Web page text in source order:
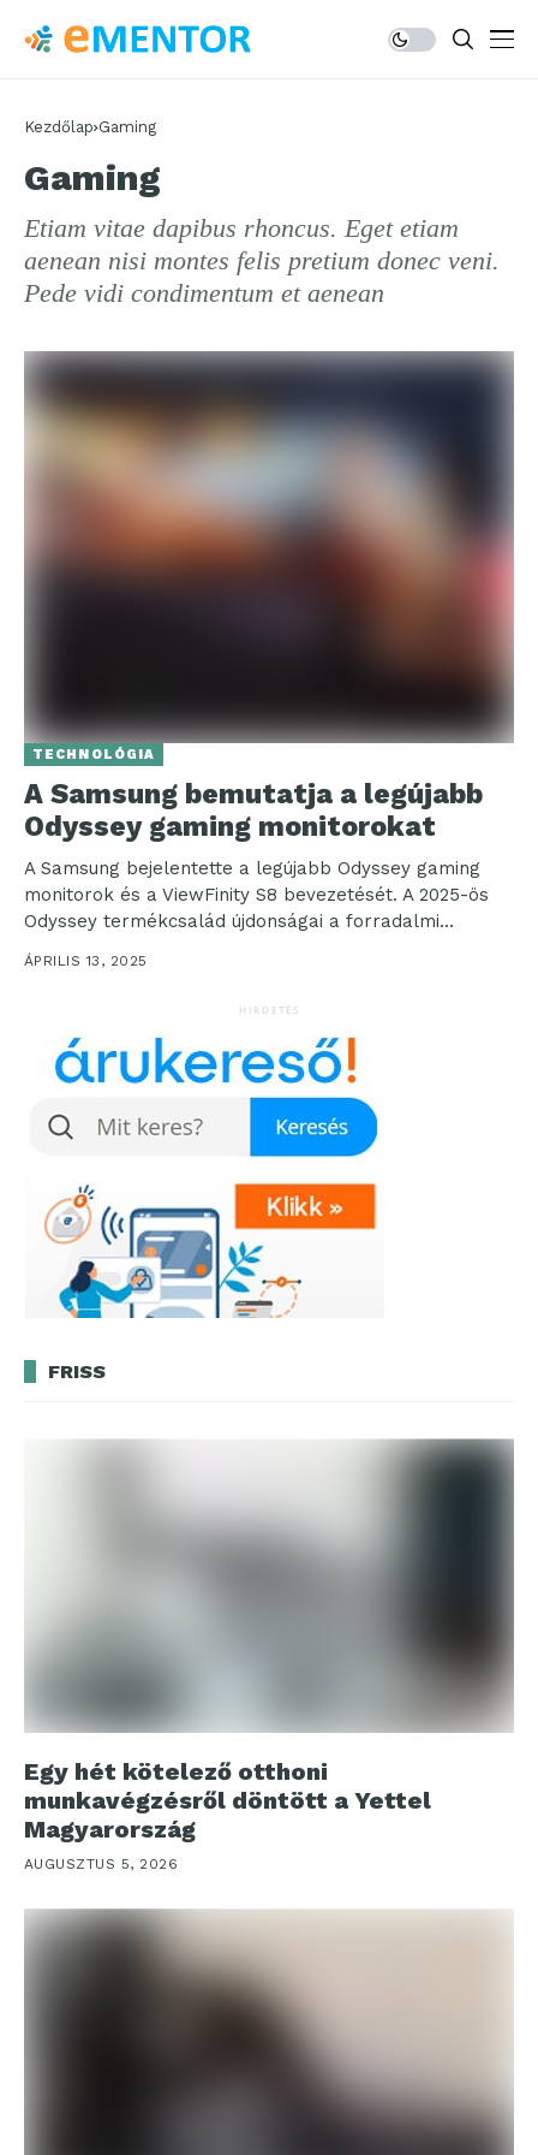
Kezdőlap Gaming
Gaming
Etiam vitae dapibus rhoncus. Eget etiam
aenean nisi montes felis pretium donec veni.
Pede vidi condimentum et aenean
TECHNOLÓGIA
A Samsung bemutatja a legújabb
Odyssey gaming monitorokat
A Samsung bejelentette a legújabb Odyssey gaming
monitorok és a ViewFinity S8 bevezetését. A 2025-ös
Odyssey termékcsalád újdonságai a forradalmi
Odyssey 3D monitor...
ÁPRILIS 13, 2025
HIRDETÉS
FRISS
Egy hét kötelező otthoni
munkavégzésről döntött a Yettel
Magyarország
AUGUSZTUS 5, 2026